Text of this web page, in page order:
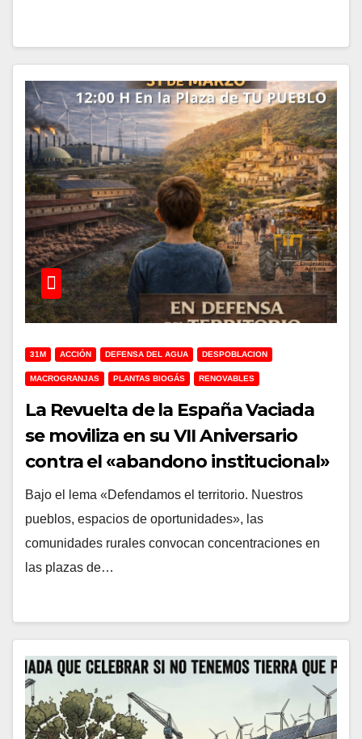
31M ACCIÓN DEFENSA DEL AGUA DESPOBLACION
MACROGRANJAS PLANTAS BIOGÁS RENOVABLES
La Revuelta de la España Vaciada
se moviliza en su VII Aniversario
contra el «abandono institucional»
y los proyectos especulativos
Bajo el lema «Defendamos el territorio. Nuestros
pueblos, espacios de oportunidades», las
comunidades rurales convocan concentraciones en
las plazas de…